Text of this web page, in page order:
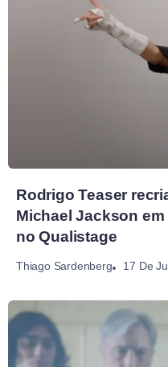
Rodrigo Teaser
Michael Jackson
no Qualistage
Thiago Sardenberg 17 De